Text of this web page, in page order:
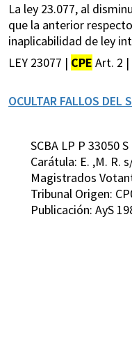
La ley 23.077, al
que la anterior
inaplicabilidad de ley
LEY 23077 | CPE Art. 2 |
OCULTAR FALLOS DEL
SCBA LP P 33050
Carátula: E. ,M. R.
Magistrados
Tribunal Origen:
Publicación: AyS